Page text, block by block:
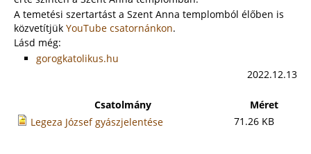
A temetési szertartást a Szent Anna templomból élőben is
közvetítjük YouTube csatornánkon.
Lásd még:
gorogkatolikus.hu
2022.12.13
Csatolmány
Méret
Legeza József gyászjelentése
71.26 KB